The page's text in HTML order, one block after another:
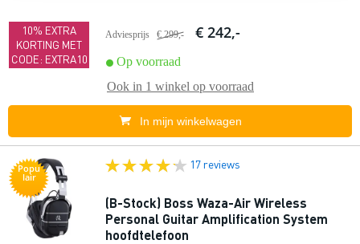
10% EXTRA
KORTING MET
CODE: EXTRA10
Adviesprijs € 299,- € 242,-
Op voorraad
Ook in 1 winkel op voorraad
In mijn winkelwagen
Popu
lair
17 reviews
(B-Stock) Boss Waza-Air Wireless
Personal Guitar Amplification System
hoofdtelefoon